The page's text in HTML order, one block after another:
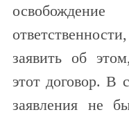
заявить об
этот договор. В
заявления не